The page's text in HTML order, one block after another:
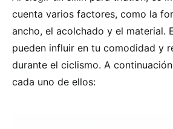
cuenta varios factores, como la
ancho, el acolchado y el material.
pueden influir en tu comodidad y
durante el ciclismo. A
cada uno de ellos: